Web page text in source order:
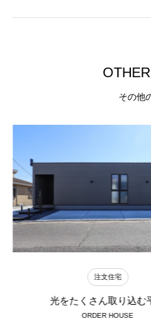
OTHER
その他
注文住宅
光をたくさん取り込む
ORDER HOUSE